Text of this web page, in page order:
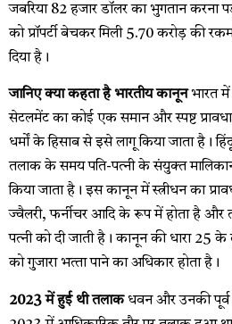
जबरिया 82 हजार डॉलर का भुगतान करना
को प्रॉपर्टी बेचकर मिली 5.70 करोड़ की
दिया है।
जानिए क्या कहता है भारतीय कानूनभारत में
सेटलमेंट का कोई एक समान और स्पष्ट
धर्मों के हिसाब से इसे लागू किया जाता है।
तलाक के समय पति-पत्‍नी के संयुक्‍त मालिकाना
किया जाता है। इस कानून में स्‍त्रीधन का
ज्‍वैलरी, फर्नीचर आदि के रूप में होता है और
पत्‍नी को दी जाती है। कानून की धारा 25 के
को गुजारा भत्‍ता पाने का अधिकार होता है।
2023 में हुई थी तलाकधवन और उनकी पूर्व